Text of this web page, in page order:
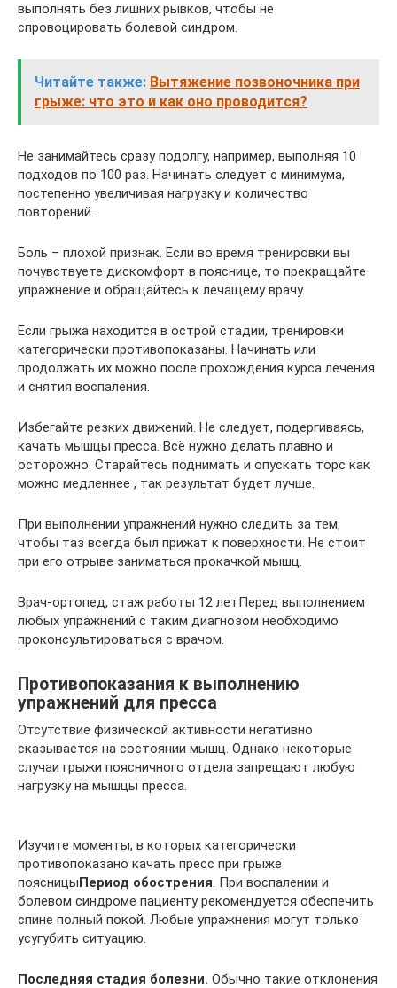
выполнять без лишних рывков, чтобы не
спровоцировать болевой синдром.
Читайте также: Вытяжение позвоночника при
грыже: что это и как оно проводится?
Не занимайтесь сразу подолгу, например, выполняя 10
подходов по 100 раз. Начинать следует с минимума,
постепенно увеличивая нагрузку и количество
повторений.
Боль – плохой признак. Если во время тренировки вы
почувствуете дискомфорт в пояснице, то прекращайте
упражнение и обращайтесь к лечащему врачу.
Если грыжа находится в острой стадии, тренировки
категорически противопоказаны. Начинать или
продолжать их можно после прохождения курса лечения
и снятия воспаления.
Избегайте резких движений. Не следует, подергиваясь,
качать мышцы пресса. Всё нужно делать плавно и
осторожно. Старайтесь поднимать и опускать торс как
можно медленнее , так результат будет лучше.
При выполнении упражнений нужно следить за тем,
чтобы таз всегда был прижат к поверхности. Не стоит
при его отрыве заниматься прокачкой мышц.
Врач-ортопед, стаж работы 12 летПеред выполнением
любых упражнений с таким диагнозом необходимо
проконсультироваться с врачом.
Противопоказания к выполнению
упражнений для пресса
Отсутствие физической активности негативно
сказывается на состоянии мышц. Однако некоторые
случаи грыжи поясничного отдела запрещают любую
нагрузку на мышцы пресса.
Изучите моменты, в которых категорически
противопоказано качать пресс при грыже
поясницыПериод обострения. При воспалении и
болевом синдроме пациенту рекомендуется обеспечить
спине полный покой. Любые упражнения могут только
усугубить ситуацию.
Последняя стадия болезни. Обычно такие отклонения